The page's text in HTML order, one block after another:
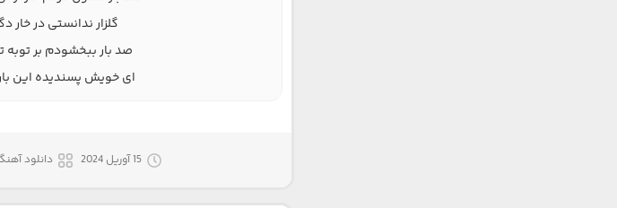
گلزار ندانستی در خار
صد بار ببخشودم بر توبه
ای خویش پسندیده این
15 آوریل 2024 دانلود